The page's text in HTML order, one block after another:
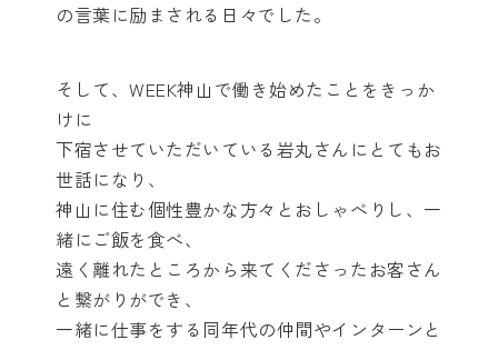
の言葉に励まされる日々でした。
そして、WEEK神山で働き始めたことをきっか
けに
下宿させていただいている岩丸さんにとてもお
世話になり、
神山に住む個性豊かな方々とおしゃべりし、一
緒にご飯を食べ、
遠く離れたところから来てくださったお客さん
と繋がりができ、
一緒に仕事をする同年代の仲間やインターンと